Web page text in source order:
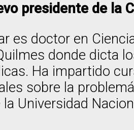
presidente de la
es doctor en
donde dicta
Ha impartido
sobre la
la Universidad